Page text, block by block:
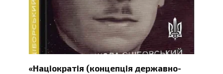
«Націократія (концепція державно-